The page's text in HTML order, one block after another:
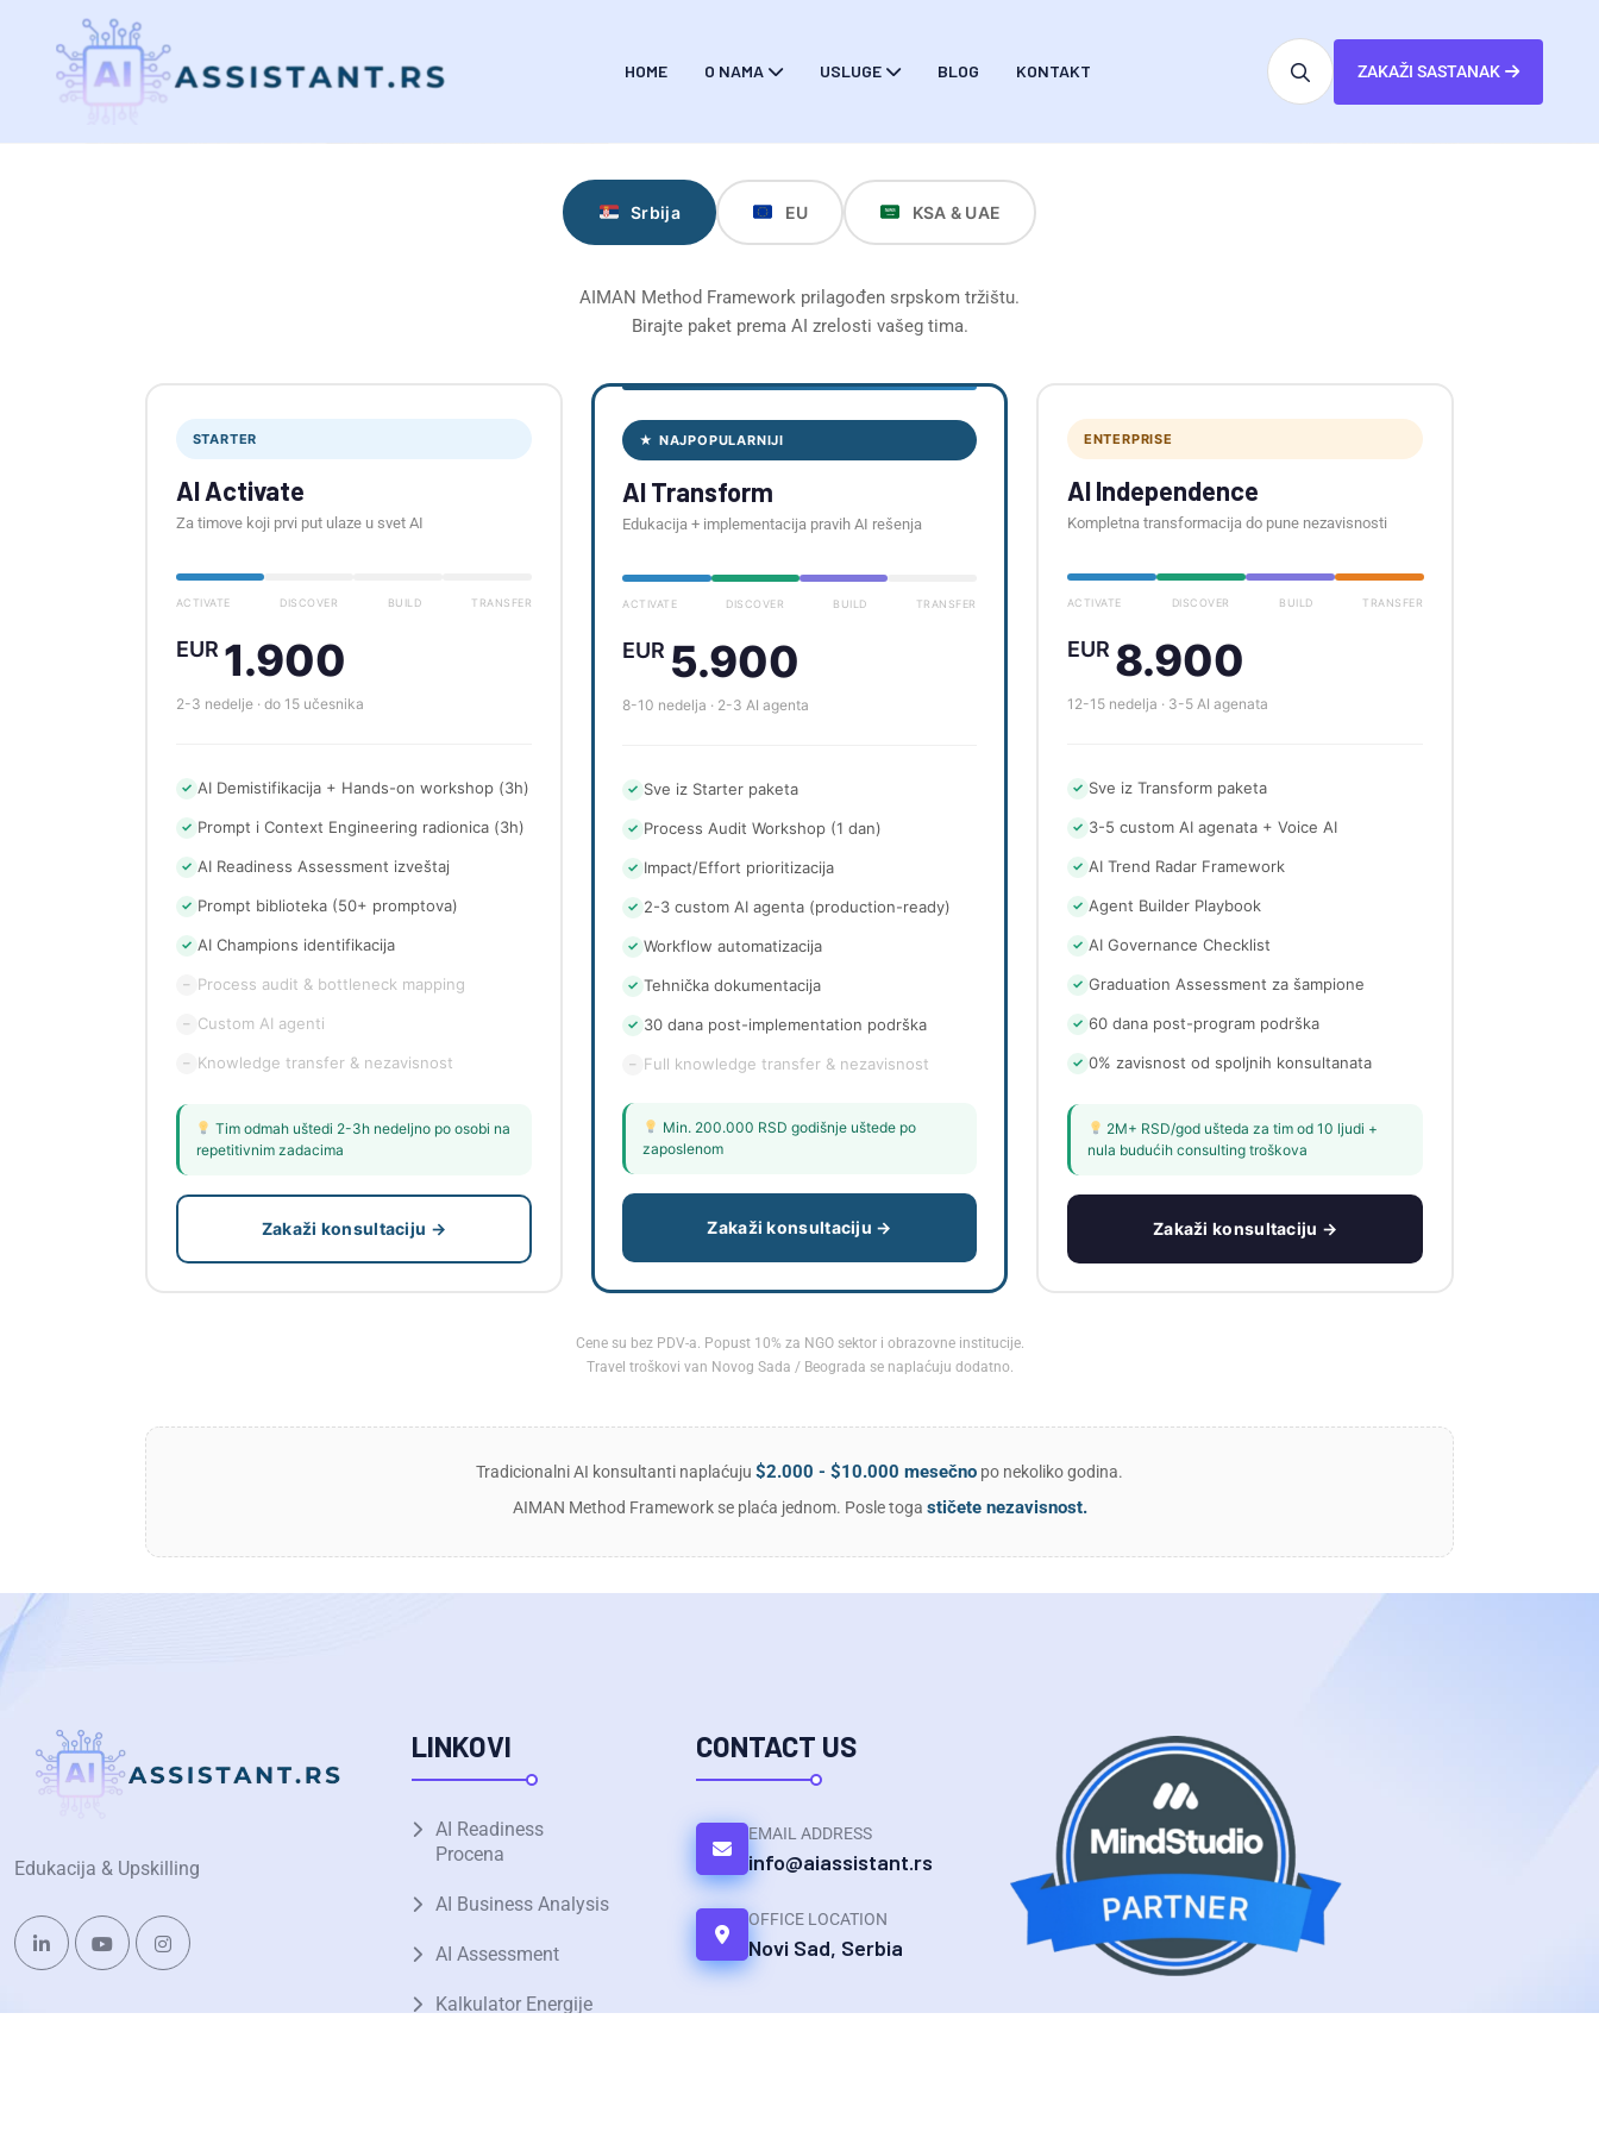
HOME O NAMA USLUGE BLOG KONTAKT ZAKAŽI SASTANAK
Srbija EU KSA & UAE
AIMAN Method Framework prilagođen srpskom tržištu.
Birajte paket prema AI zrelosti vašeg tima.
STARTER
AI Activate
Za timove koji prvi put ulaze u svet AI
ACTIVATE DISCOVER BUILD TRANSFER
EUR 1.900
2-3 nedelje · do 15 učesnika
✓ AI Demistifikacija + Hands-on workshop (3h)
✓ Prompt i Context Engineering radionica (3h)
✓ AI Readiness Assessment izveštaj
✓ Prompt biblioteka (50+ promptova)
✓ AI Champions identifikacija
– Process audit & bottleneck mapping
– Custom AI agenti
– Knowledge transfer & nezavisnost
Tim odmah uštedi 2-3h nedeljno po osobi na
repetitivnim zadacima
Zakaži konsultaciju →
★ NAJPOPULARNIJI
AI Transform
Edukacija + implementacija pravih AI rešenja
ACTIVATE DISCOVER BUILD TRANSFER
EUR 5.900
8-10 nedelja · 2-3 AI agenta
✓ Sve iz Starter paketa
✓ Process Audit Workshop (1 dan)
✓ Impact/Effort prioritizacija
✓ 2-3 custom AI agenta (production-ready)
✓ Workflow automatizacija
✓ Tehnička dokumentacija
✓ 30 dana post-implementation podrška
– Full knowledge transfer & nezavisnost
Min. 200.000 RSD godišnje uštede po
zaposlenom
Zakaži konsultaciju →
ENTERPRISE
AI Independence
Kompletna transformacija do pune nezavisnosti
ACTIVATE DISCOVER BUILD TRANSFER
EUR 8.900
12-15 nedelja · 3-5 AI agenata
✓ Sve iz Transform paketa
✓ 3-5 custom AI agenata + Voice AI
✓ AI Trend Radar Framework
✓ Agent Builder Playbook
✓ AI Governance Checklist
✓ Graduation Assessment za šampione
✓ 60 dana post-program podrška
✓ 0% zavisnost od spoljnih konsultanata
2M+ RSD/god ušteda za tim od 10 ljudi +
nula budućih consulting troškova
Zakaži konsultaciju →
Cene su bez PDV-a. Popust 10% za NGO sektor i obrazovne institucije.
Travel troškovi van Novog Sada / Beograda se naplaćuju dodatno.
Tradicionalni AI konsultanti naplaćuju $2.000 - $10.000 mesečno po nekoliko godina.
AIMAN Method Framework se plaća jednom. Posle toga stičete nezavisnost.
Edukacija & Upskilling
LINKOVI
AI Readiness
Procena
AI Business Analysis
AI Assessment
Kalkulator Energije
CONTACT US
EMAIL ADDRESS
info@aiassistant.rs
OFFICE LOCATION
Novi Sad, Serbia